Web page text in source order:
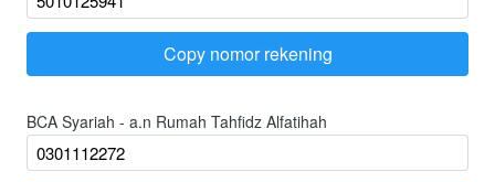
`
Copy nomor rekening
BCA Syariah - a.n Rumah Tahfidz Alfatihah